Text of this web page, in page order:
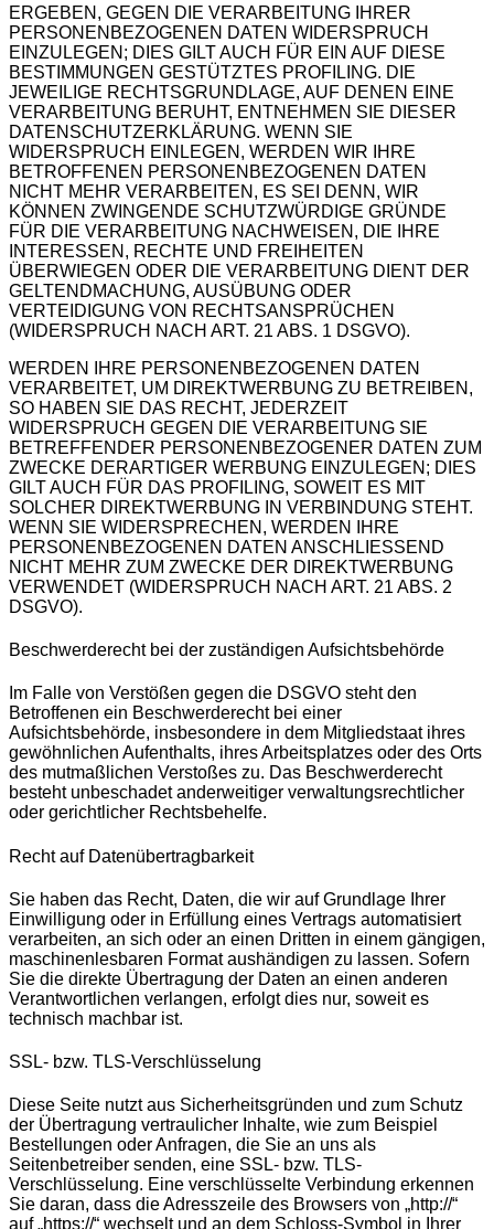
ERGEBEN, GEGEN DIE VERARBEITUNG IHRER
PERSONENBEZOGENEN DATEN WIDERSPRUCH
EINZULEGEN; DIES GILT AUCH FÜR EIN AUF DIESE
BESTIMMUNGEN GESTÜTZTES PROFILING. DIE
JEWEILIGE RECHTSGRUNDLAGE, AUF DENEN EINE
VERARBEITUNG BERUHT, ENTNEHMEN SIE DIESER
DATENSCHUTZERKLÄRUNG. WENN SIE
WIDERSPRUCH EINLEGEN, WERDEN WIR IHRE
BETROFFENEN PERSONENBEZOGENEN DATEN
NICHT MEHR VERARBEITEN, ES SEI DENN, WIR
KÖNNEN ZWINGENDE SCHUTZWÜRDIGE GRÜNDE
FÜR DIE VERARBEITUNG NACHWEISEN, DIE IHRE
INTERESSEN, RECHTE UND FREIHEITEN
ÜBERWIEGEN ODER DIE VERARBEITUNG DIENT DER
GELTENDMACHUNG, AUSÜBUNG ODER
VERTEIDIGUNG VON RECHTSANSPRÜCHEN
(WIDERSPRUCH NACH ART. 21 ABS. 1 DSGVO).
WERDEN IHRE PERSONENBEZOGENEN DATEN
VERARBEITET, UM DIREKTWERBUNG ZU BETREIBEN,
SO HABEN SIE DAS RECHT, JEDERZEIT
WIDERSPRUCH GEGEN DIE VERARBEITUNG SIE
BETREFFENDER PERSONENBEZOGENER DATEN ZUM
ZWECKE DERARTIGER WERBUNG EINZULEGEN; DIES
GILT AUCH FÜR DAS PROFILING, SOWEIT ES MIT
SOLCHER DIREKTWERBUNG IN VERBINDUNG STEHT.
WENN SIE WIDERSPRECHEN, WERDEN IHRE
PERSONENBEZOGENEN DATEN ANSCHLIESSEND
NICHT MEHR ZUM ZWECKE DER DIREKTWERBUNG
VERWENDET (WIDERSPRUCH NACH ART. 21 ABS. 2
DSGVO).
Beschwerderecht bei der zuständigen Aufsichtsbehörde
Im Falle von Verstößen gegen die DSGVO steht den
Betroffenen ein Beschwerderecht bei einer
Aufsichtsbehörde, insbesondere in dem Mitgliedstaat ihres
gewöhnlichen Aufenthalts, ihres Arbeitsplatzes oder des Orts
des mutmaßlichen Verstoßes zu. Das Beschwerderecht
besteht unbeschadet anderweitiger verwaltungsrechtlicher
oder gerichtlicher Rechtsbehelfe.
Recht auf Datenübertragbarkeit
Sie haben das Recht, Daten, die wir auf Grundlage Ihrer
Einwilligung oder in Erfüllung eines Vertrags automatisiert
verarbeiten, an sich oder an einen Dritten in einem gängigen,
maschinenlesbaren Format aushändigen zu lassen. Sofern
Sie die direkte Übertragung der Daten an einen anderen
Verantwortlichen verlangen, erfolgt dies nur, soweit es
technisch machbar ist.
SSL- bzw. TLS-Verschlüsselung
Diese Seite nutzt aus Sicherheitsgründen und zum Schutz
der Übertragung vertraulicher Inhalte, wie zum Beispiel
Bestellungen oder Anfragen, die Sie an uns als
Seitenbetreiber senden, eine SSL- bzw. TLS-
Verschlüsselung. Eine verschlüsselte Verbindung erkennen
Sie daran, dass die Adresszeile des Browsers von „http://“
auf „https://“ wechselt und an dem Schloss-Symbol in Ihrer